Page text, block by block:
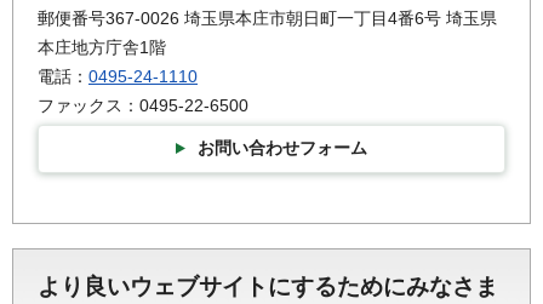
郵便番号367-0026 埼玉県本庄市朝日町一丁目4番6号 埼玉県
本庄地方庁舎1階
電話： 0495-24-1110
ファックス：0495-22-6500
お問い合わせフォーム
より良いウェブサイトにするためにみなさま